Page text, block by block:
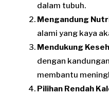
dalam tubuh.
Mengandung
alami yang kaya
Mendukung
dengan
membantu
Pilihan Rendah